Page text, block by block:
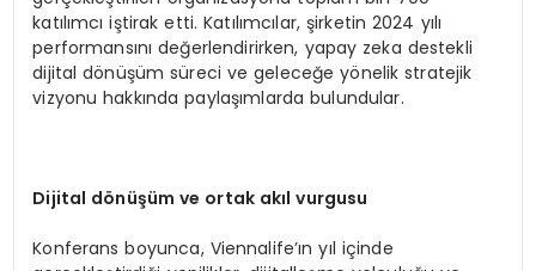
katılımcı iştirak etti. Katılımcılar, şirketin 2024 yılı
performansını değerlendirirken, yapay zeka destekli
dijital dönüşüm süreci ve geleceğe yönelik stratejik
vizyonu hakkında paylaşımlarda bulundular.
Dijital dönüşüm ve ortak akıl vurgusu
Konferans boyunca, Viennalife’ın yıl içinde